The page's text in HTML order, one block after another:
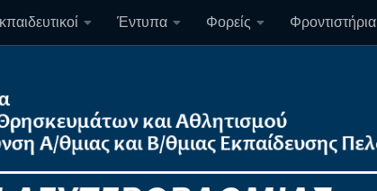
Έντυπα Φορείς Φροντιστήρια